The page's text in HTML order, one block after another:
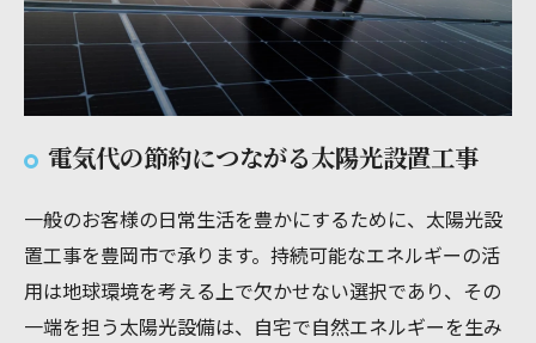
電気代の節約につながる太陽光設置工事
一般のお客様の日常生活を豊かにするために、太陽光設
置工事を豊岡市で承ります。持続可能なエネルギーの活
用は地球環境を考える上で欠かせない選択であり、その
一端を担う太陽光設備は、自宅で自然エネルギーを生み